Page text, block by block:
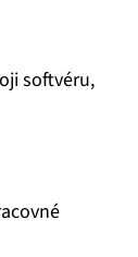
softvéru,